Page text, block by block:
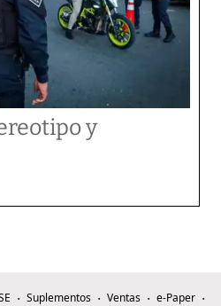
y
Suplementos Ventas
e-Paper